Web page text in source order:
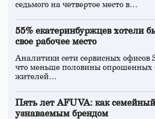
седьмого на четвертое место в…
55% екатеринбуржцев хотели
свое рабочее место
Аналитики сети сервисных офисов
что меньше половины опрошенных
жителей…
Пять лет AFUVA: как семейный
узнаваемым брендом